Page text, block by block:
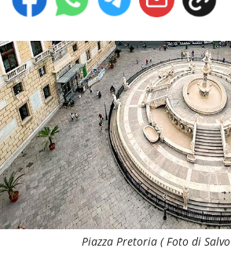
Piazza Pretoria ( Foto di